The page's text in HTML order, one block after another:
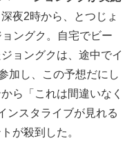
夜2時から、とつじょ
ングク。自宅でビー
ョングクは、途中でイ
加し、この予想だにし
ら「これは間違いなく
ンスタライブが見れる
が殺到した。